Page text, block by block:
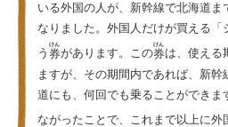
いる外国の人が、新幹線で北海道ま
なりました。外国人だけが買える
う 券
けん
があります。この券
けん
は、使える
ますが、その期間内であれば、新
道にも、何回でも乗ることができま
ながったことで、これまで以上に外